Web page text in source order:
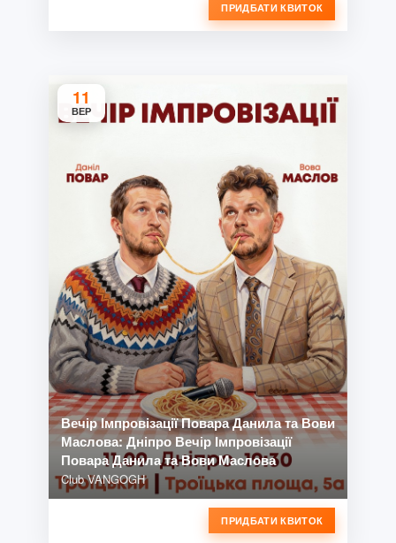
ПРИДБАТИ КВИТОК
11
ВЕР
Вечір Імпровізації Повара Данила та Вови
Маслова: Дніпро Вечір Імпровізації
Повара Данила та Вови Маслова
Club VANGOGH
ПРИДБАТИ КВИТОК